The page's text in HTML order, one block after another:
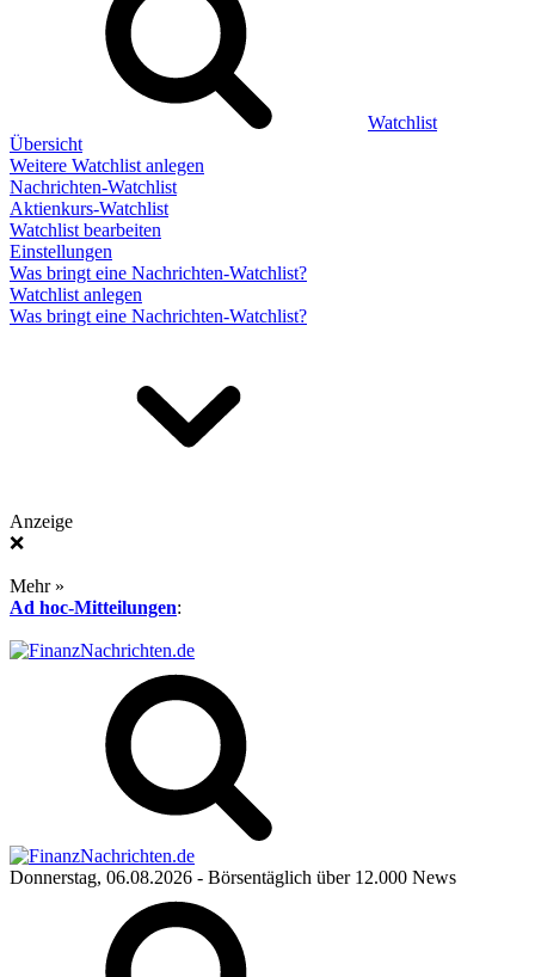
Watchlist
Übersicht
Weitere Watchlist anlegen
Nachrichten-Watchlist
Aktienkurs-Watchlist
Watchlist bearbeiten
Einstellungen
Was bringt eine Nachrichten-Watchlist?
Watchlist anlegen
Was bringt eine Nachrichten-Watchlist?
Anzeige
❌
Mehr »
Ad hoc-Mitteilungen:
Donnerstag, 06.08.2026 - Börsentäglich über 12.000 News